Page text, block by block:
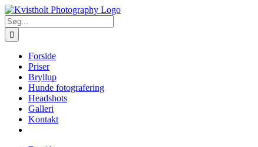
Skip
to
content
Søg
efter:
Forside
Priser
Bryllup
Hunde fotografering
Headshots
Galleri
Kontakt